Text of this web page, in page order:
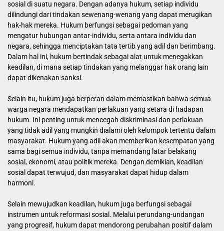
sosial di suatu negara. Dengan adanya hukum, setiap individu
dilindungi dari tindakan sewenang-wenang yang dapat merugikan
hak-hak mereka. Hukum berfungsi sebagai pedoman yang
mengatur hubungan antar-individu, serta antara individu dan
negara, sehingga menciptakan tata tertib yang adil dan berimbang.
Dalam hal ini, hukum bertindak sebagai alat untuk menegakkan
keadilan, di mana setiap tindakan yang melanggar hak orang lain
dapat dikenakan sanksi.
Selain itu, hukum juga berperan dalam memastikan bahwa semua
warga negara mendapatkan perlakuan yang setara di hadapan
hukum. Ini penting untuk mencegah diskriminasi dan perlakuan
yang tidak adil yang mungkin dialami oleh kelompok tertentu dalam
masyarakat. Hukum yang adil akan memberikan kesempatan yang
sama bagi semua individu, tanpa memandang latar belakang
sosial, ekonomi, atau politik mereka. Dengan demikian, keadilan
sosial dapat terwujud, dan masyarakat dapat hidup dalam
harmoni.
Selain mewujudkan keadilan, hukum juga berfungsi sebagai
instrumen untuk reformasi sosial. Melalui perundang-undangan
yang progresif, hukum dapat mendorong perubahan positif dalam